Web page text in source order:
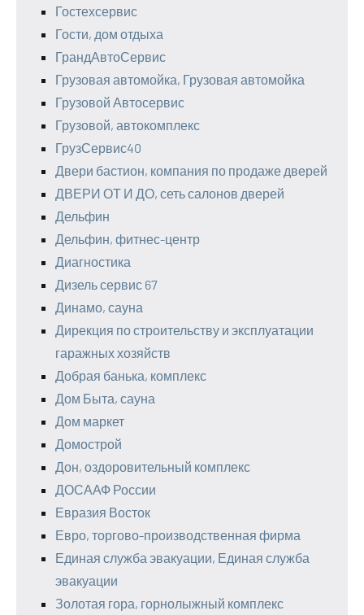
Гостехсервис
Гости, дом отдыха
ГрандАвтоСервис
Грузовая автомойка, Грузовая автомойка
Грузовой Автосервис
Грузовой, автокомплекс
ГрузСервис40
Двери бастион, компания по продаже дверей
ДВЕРИ ОТ И ДО, сеть салонов дверей
Дельфин
Дельфин, фитнес-центр
Диагностика
Дизель сервис 67
Динамо, сауна
Дирекция по строительству и эксплуатации
гаражных хозяйств
Добрая банька, комплекс
Дом Быта, сауна
Дом маркет
Домострой
Дон, оздоровительный комплекс
ДОСААФ России
Евразия Восток
Евро, торгово-производственная фирма
Единая служба эвакуации, Единая служба
эвакуации
Золотая гора, горнолыжный комплекс